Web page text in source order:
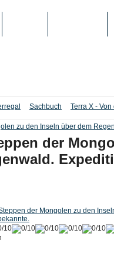
Sachbuch Terra X -
der
der Mongolen zu den